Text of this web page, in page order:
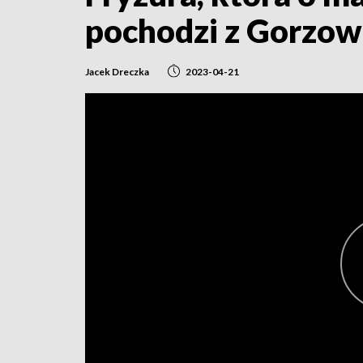
pochodzi z
Jacek Dreczka 2023-04-21